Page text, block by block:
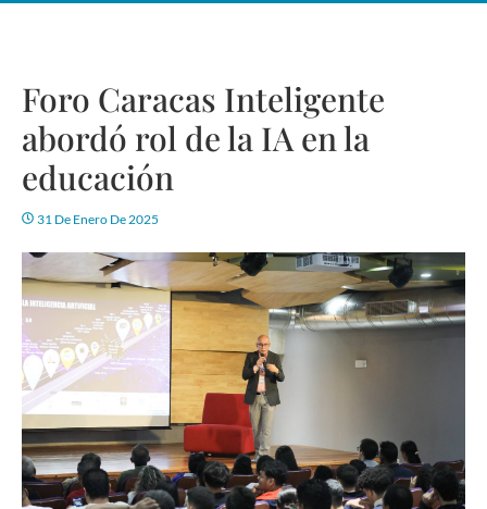
Foro Caracas Inteligente
abordó rol de la IA en la
educación
31 De Enero De 2025